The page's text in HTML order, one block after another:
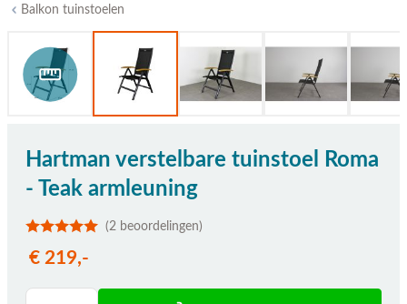
Balkon tuinstoelen
Hartman verstelbare tuinstoel Roma
- Teak armleuning
(2 beoordelingen)
€ 219,-